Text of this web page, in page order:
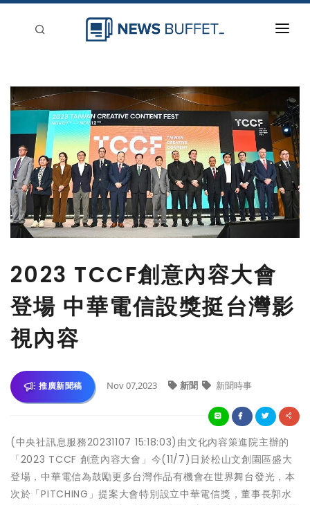
新聞稿分類
登入
刊登
2023 TCCF創意內容大會
登場 中華電信設獎挺台灣影
視內容
推廣新聞稿 Nov 07,2023 新聞 新聞時事
(中央社訊息服務20231107 15:18:03)由文化內容策進院主辦的
「2023 TCCF 創意內容大會」今(11/7)日於松山文創園區盛大
登場，中華電信為鼓勵更多台灣作品有機會在世界舞台發光，本
次於「PITCHING」提案大會特別設立中華電信獎，董事長郭水